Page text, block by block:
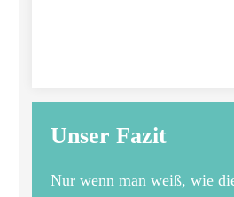
Unser Fazit
Nur wenn man weiß, wie